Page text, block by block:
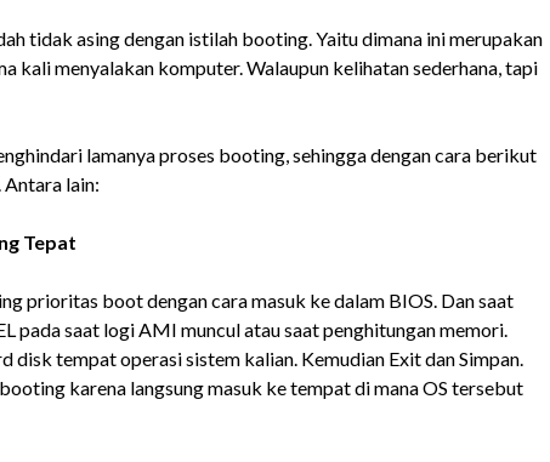
tidak asing dengan istilah booting. Yaitu dimana ini merupakan
kali menyalakan komputer. Walaupun kelihatan sederhana, tapi
lamanya proses booting, sehingga dengan cara berikut
lain:
Tepat
prioritas boot dengan cara masuk ke dalam BIOS. Dan saat
pada saat logi AMI muncul atau saat penghitungan memori.
disk tempat operasi sistem kalian. Kemudian Exit dan Simpan.
karena langsung masuk ke tempat di mana OS tersebut